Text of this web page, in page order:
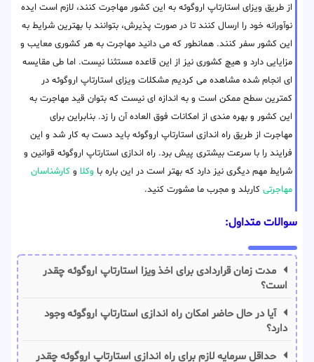
از طریق ویزای استارتاپ اروگوئه به این کشور مهاجرت کنند، لازم است ایده
نوآورانه خود را ارسال کنند تا در صورت پذیرش، بتوانند با بهترین شرایط به
این کشور سفر کنند. همانطور که می دانید مهاجرت به هر کشوری معایب و
مزایایی دارد و هیچ کشوری نیز از این قاعده مستثنا نیست. اما طی مقایسه
ای انجام شده مشاهده می کردیم مشکلات ویزای استارتاپ اروگوئه در
کمترین سطح ممکن است و به اندازه ای نیست که بتوان قید مهاجرت به
این کشور و بهره مندی از امکانات فوق العاده آن را زد. بنابراین برای
مهاجرت از طریق راه اندازی استارتاپ اروگوئه باید دست به کار شد و این
فرایند را با سرعت بیشتری پیش برد. راه اندازی استارتاپ اروگوئه قوانین و
شرایط مهم دیگری نیز دارد که بهتر است در این باره با وکلا و کارشناسان
مهاجرتی کاربلد و مجرب ما مشورت کنید.
سوالات متداول:
مدت زمان قراردادی برای اخذ ویزا استارتاپ اروگوئه چقدر
است؟
آیا در حال حاضر امکان راه اندازی استارتاپ اروگوئه وجود
دارد؟
حداقل سرمایه لازم برای راه اندازی استارتاپ اروگوئه چقدر